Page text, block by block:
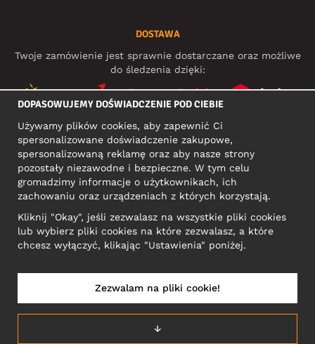
DOSTAWA
Twoje zamówienie jest sprawnie dostarczane oraz możliwe
do śledzenia dzięki:
MEDIA SPOŁECZNOŚCIOWE
ADRES KONTAKTOWY
Narva mnt 5, EE-10117 Tallinn
Reg: 12356245
POLSKA/POLSKI
DOPASOWUJEMY DOŚWIADCZENIE POD CIEBIE
Używamy plików cookies, aby zapewnić Ci
spersonalizowane doświadczenie zakupowe,
spersonalizowaną reklamę oraz aby nasze strony
pozostały niezawodne i bezpieczne. W tym celu
gromadzimy informacje o użytkownikach, ich
zachowaniu oraz urządzeniach z których korzystają.
Kliknij "Okay", jeśli zezwalasz na wszystkie pliki cookies
lub wybierz pliki cookies na które zezwalasz, a które
chcesz wyłączyć, klikając "Ustawienia" poniżej.
↓
Zezwalam na pliki cookie!